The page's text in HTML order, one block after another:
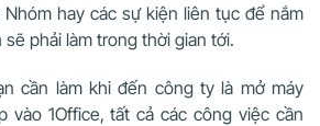
hay các sự kiện liên tục để nắm
phải làm trong thời gian tới.
cần làm khi đến công ty là mở máy
vào 1Office, tất cả các công việc cần